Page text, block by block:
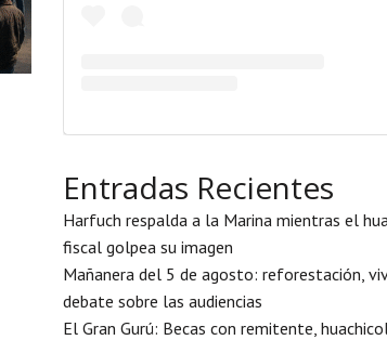
Entradas Recientes
Harfuch respalda a la Marina mientras el
fiscal golpea su imagen
Mañanera del 5 de agosto: reforestación,
debate sobre las audiencias
El Gran Gurú: Becas con remitente,